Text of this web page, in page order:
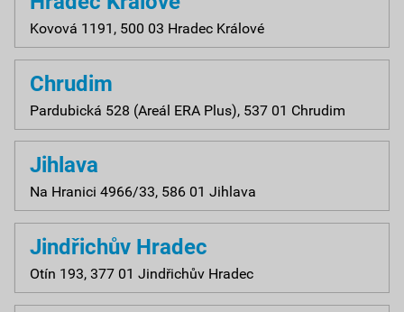
Kovová 1191, 500 03 Hradec Králové
Chrudim
Pardubická 528 (Areál ERA Plus), 537 01 Chrudim
Jihlava
Na Hranici 4966/33, 586 01 Jihlava
Jindřichův Hradec
Otín 193, 377 01 Jindřichův Hradec